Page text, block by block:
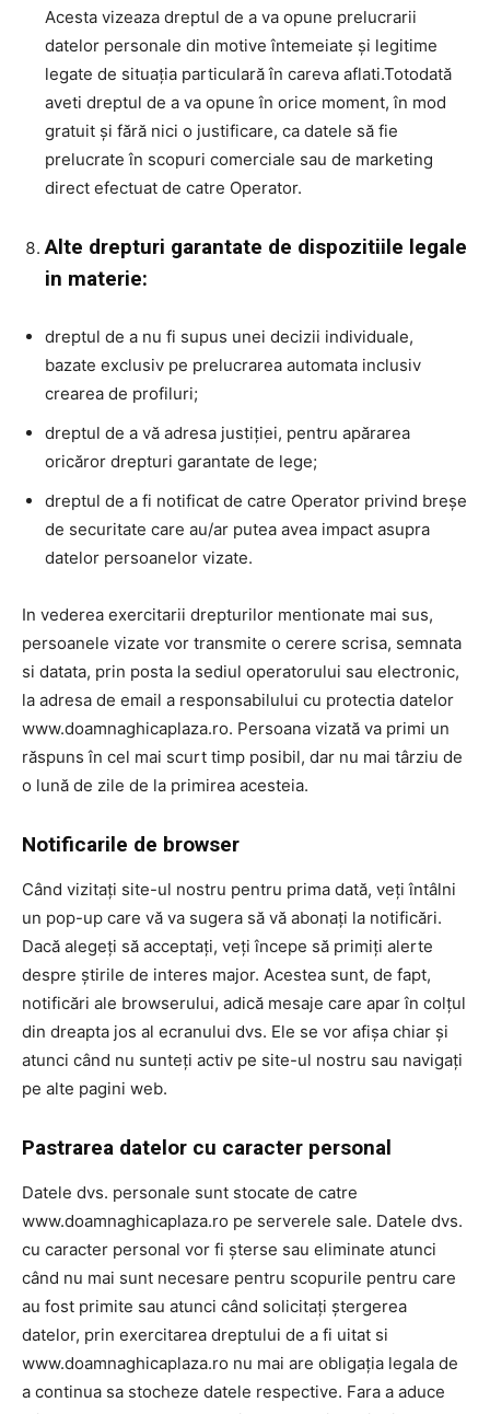
Acesta vizeaza dreptul de a va opune prelucrarii
datelor personale din motive întemeiate şi legitime
legate de situaţia particulară în careva aflati.Totodată
aveti dreptul de a va opune în orice moment, în mod
gratuit şi fără nici o justificare, ca datele să fie
prelucrate în scopuri comerciale sau de marketing
direct efectuat de catre Operator.
Alte drepturi garantate de dispozitiile legale
in materie:
dreptul de a nu fi supus unei decizii individuale,
bazate exclusiv pe prelucrarea automata inclusiv
crearea de profiluri;
dreptul de a vă adresa justiţiei, pentru apărarea
oricăror drepturi garantate de lege;
dreptul de a fi notificat de catre Operator privind breșe
de securitate care au/ar putea avea impact asupra
datelor persoanelor vizate.
In vederea exercitarii drepturilor mentionate mai sus,
persoanele vizate vor transmite o cerere scrisa, semnata
si datata, prin posta la sediul operatorului sau electronic,
la adresa de email a responsabilului cu protectia datelor
www.doamnaghicaplaza.ro. Persoana vizată va primi un
răspuns în cel mai scurt timp posibil, dar nu mai târziu de
o lună de zile de la primirea acesteia.
Notificarile de browser
Când vizitați site-ul nostru pentru prima dată, veți întâlni
un pop-up care vă va sugera să vă abonați la notificări.
Dacă alegeți să acceptați, veți începe să primiți alerte
despre știrile de interes major. Acestea sunt, de fapt,
notificări ale browserului, adică mesaje care apar în colțul
din dreapta jos al ecranului dvs. Ele se vor afișa chiar și
atunci când nu sunteți activ pe site-ul nostru sau navigați
pe alte pagini web.
Pastrarea datelor cu caracter personal
Datele dvs. personale sunt stocate de catre
www.doamnaghicaplaza.ro pe serverele sale. Datele dvs.
cu caracter personal vor fi șterse sau eliminate atunci
când nu mai sunt necesare pentru scopurile pentru care
au fost primite sau atunci când solicitați ștergerea
datelor, prin exercitarea dreptului de a fi uitat si
www.doamnaghicaplaza.ro nu mai are obligația legala de
a continua sa stocheze datele respective. Fara a aduce